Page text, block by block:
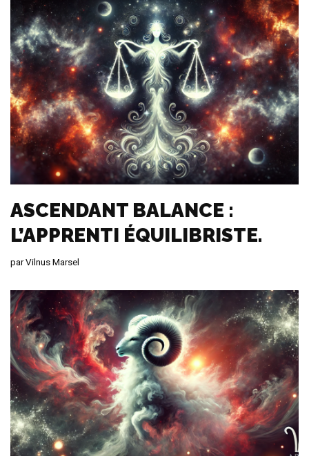
ASCENDANT BALANCE :
L’APPRENTI ÉQUILIBRISTE.
parVilnus Marsel